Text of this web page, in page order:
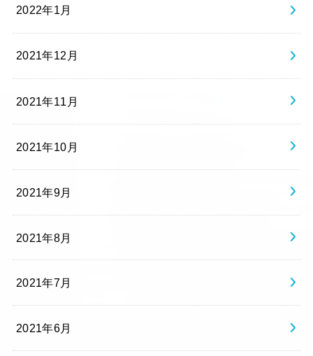
2022年1月
2021年12月
2021年11月
2021年10月
2021年9月
2021年8月
2021年7月
2021年6月